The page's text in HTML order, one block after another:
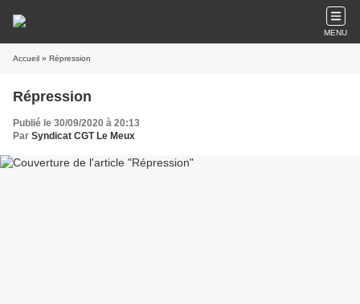
MENU
Accueil » Répression
Répression
Publié le 30/09/2020 à 20:13
Par Syndicat CGT Le Meux